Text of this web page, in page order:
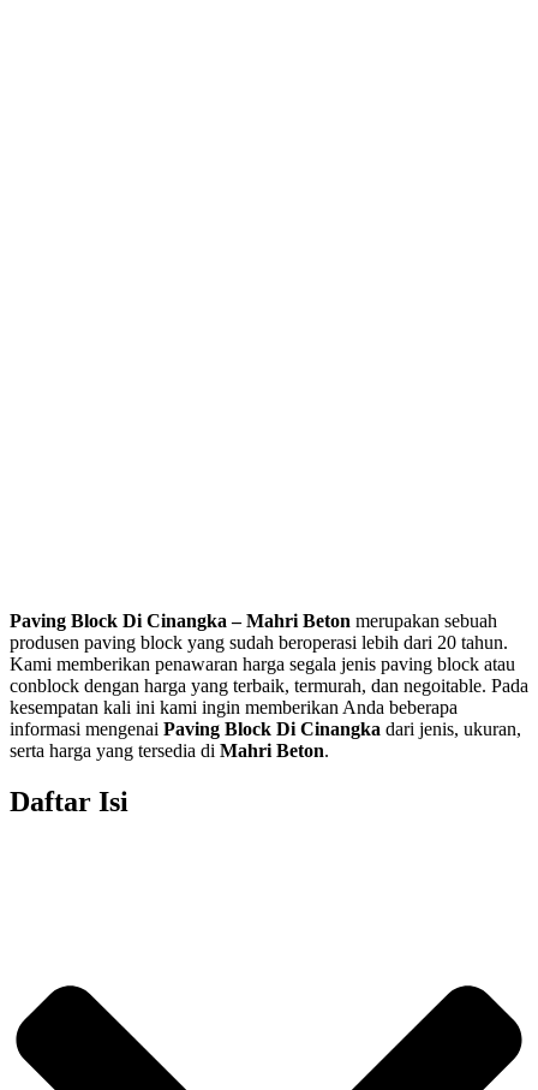
Paving Block Di Cinangka– Mahri Beton merupakan sebuah
produsen paving block yang sudah beroperasi lebih dari 20 tahun.
Kami memberikan penawaran harga segala jenis paving block atau
conblock dengan harga yang terbaik, termurah, dan negoitable. Pada
kesempatan kali ini kami ingin memberikan Anda beberapa
informasi mengenai Paving Block Di Cinangka dari jenis, ukuran,
serta harga yang tersedia di Mahri Beton.
Daftar Isi